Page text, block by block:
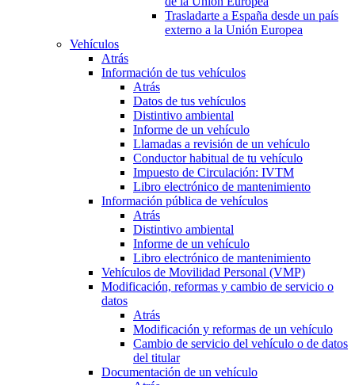
Trasladarte a España desde un país
externo a la Unión Europea
Vehículos
Atrás
Información de tus vehículos
Atrás
Datos de tus vehículos
Distintivo ambiental
Informe de un vehículo
Llamadas a revisión de un vehículo
Conductor habitual de tu vehículo
Impuesto de Circulación: IVTM
Libro electrónico de mantenimiento
Información pública de vehículos
Atrás
Distintivo ambiental
Informe de un vehículo
Libro electrónico de mantenimiento
Vehículos de Movilidad Personal (VMP)
Modificación, reformas y cambio de servicio o
datos
Atrás
Modificación y reformas de un vehículo
Cambio de servicio del vehículo o de datos
del titular
Documentación de un vehículo